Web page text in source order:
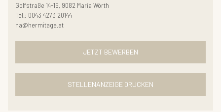
Golfstraße 14-16, 9082 Maria Wörth
Tel.: 0043 4273 20144
na@hermitage.at
JETZT BEWERBEN
STELLENANZEIGE DRUCKEN